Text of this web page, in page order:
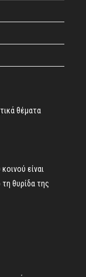
θέματα
είναι
θυρίδα της